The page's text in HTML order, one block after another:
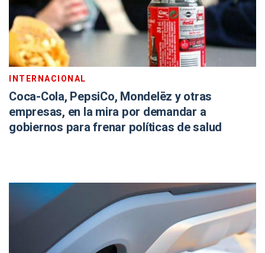
INTERNACIONAL
Coca-Cola, PepsiCo, Mondelēz y otras
empresas, en la mira por demandar a
gobiernos para frenar políticas de salud